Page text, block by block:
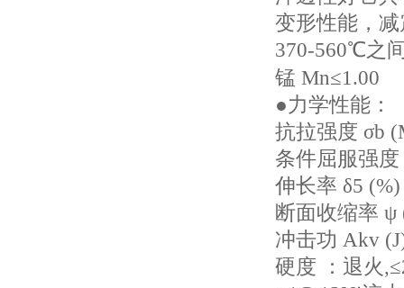
变形性能，
370-560℃之
锰 Mn≤1.00
●力学性能：
抗拉强度 σb
条件屈服强度
伸长率 δ5
断面收缩率 ψ
冲击功 Akv
硬度 ：退火